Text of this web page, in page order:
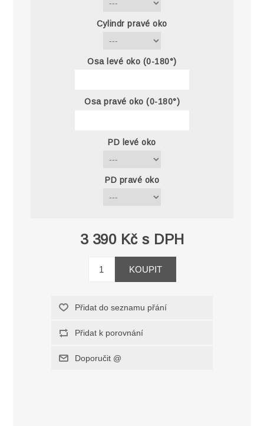
Cylindr pravé oko
Osa levé oko (0-180°)
Osa pravé oko (0-180°)
PD levé oko
PD pravé oko
3 390 Kč s DPH